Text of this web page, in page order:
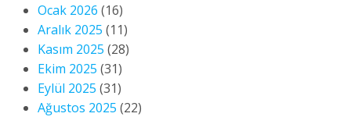
Ocak 2026 (16)
Aralık 2025 (11)
Kasım 2025 (28)
Ekim 2025 (31)
Eylül 2025 (31)
Ağustos 2025 (22)